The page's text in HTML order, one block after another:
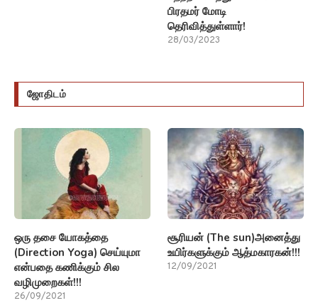
பிரதமர் மோடி
தெரிவித்துள்ளார்!
28/03/2023
ஜோதிடம்
ஒரு தசை யோகத்தை
(Direction Yoga) செய்யுமா
என்பதை கணிக்கும் சில
வழிமுறைகள்!!!
26/09/2021
சூரியன் (The sun)அனைத்து
உயிர்களுக்கும் ஆத்மகாரகன்!!!
12/09/2021